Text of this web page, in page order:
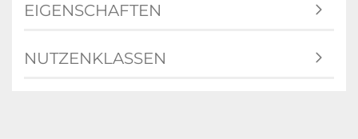
EIGENSCHAFTEN
NUTZENKLASSEN